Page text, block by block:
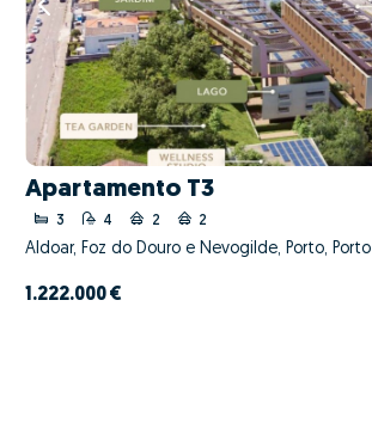
Apartamento T3
3 4 2 2
Aldoar, Foz do Douro e Nevogilde, Porto, Porto
1.222.000 €